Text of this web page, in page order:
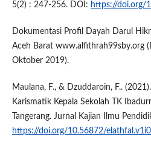
5(2) : 247-256. DOI: https://doi.org/
Dokumentasi Profil Dayah Darul
Aceh Barat www.alfithrah99sby.org
Oktober 2019).
Maulana, F., & Dzuddaroin, F..
Karismatik Kepala Sekolah TK
Tangerang. Jurnal Kajian Ilmu
https://doi.org/10.56872/